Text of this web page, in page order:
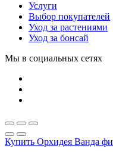
Услуги
Выбор покупателей
Уход за растениями
Уход за бонсай
Мы в социальных сетях
Купить Орхидея Ванда